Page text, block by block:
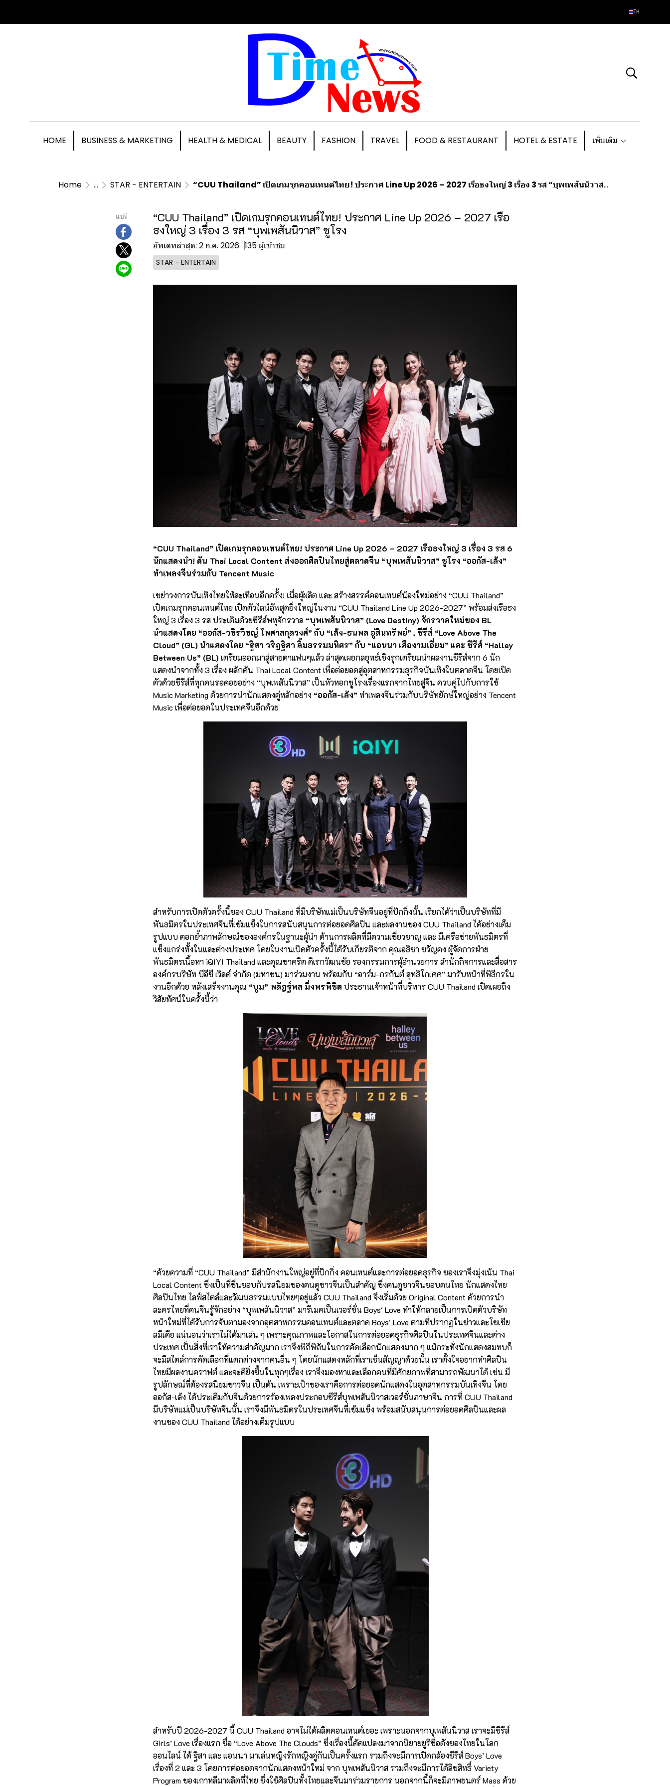
TH
HOME BUSINESS & MARKETING HEALTH & MEDICAL BEAUTY FASHION TRAVEL FOOD & RESTAURANT HOTEL & ESTATE เพิ่มเติม
Home ... STAR - ENTERTAIN “CUU Thailand” เปิดเกมรุกคอนเทนต์ไทย! ประกาศ Line Up 2026 – 2027 เรือธงใหญ่ 3 เรื่อง 3 รส “บุพเพสันนิวาส” ชูโรง
แชร์
“CUU Thailand” เปิดเกมรุกคอนเทนต์ไทย! ประกาศ Line Up 2026 – 2027 เรือ
ธงใหญ่ 3 เรื่อง 3 รส “บุพเพสันนิวาส” ชูโรง
อัพเดทล่าสุด: 2 ก.ค. 2026 135 ผู้เข้าชม
STAR - ENTERTAIN
“CUU Thailand” เปิดเกมรุกคอนเทนต์ไทย! ประกาศ Line Up 2026 – 2027 เรือธงใหญ่ 3 เรื่อง 3 รส 6
นักแสดงนำ! ดัน Thai Local Content ส่งออกศิลปินไทยสู่ตลาดจีน “บุพเพสันนิวาส” ชูโรง “ออกัส-เล้ง”
ทำเพลงจีนร่วมกับ Tencent Music
เขย่าวงการบันเทิงไทยให้สะเทือนอีกครั้ง! เมื่อผู้ผลิต และ สร้างสรรค์คอนเทนต์น้องใหม่อย่าง “CUU Thailand”
เปิดเกมรุกคอนเทนต์ไทย เปิดตัวไลน์อัพสุดยิ่งใหญ่ในงาน “CUU Thailand Line Up 2026-2027” พร้อมส่งเรือธง
ใหญ่ 3 เรื่อง 3 รส ประเดิมด้วยซีรีส์พหุจักรวาล “บุพเพสันนิวาส” (Love Destiny) จักรวาลใหม่ของ BL
นำแสดงโดย “ออกัส-วชิรวิชญ์ ไพศาลกุลวงศ์” กับ “เล้ง-ธนพล อู่สินทรัพย์” , ซีรีส์ “Love Above The
Cloud” (GL) นำแสดงโดย “ฐิสา วริฏฐิสา ลิ้มธรรมมหิศร” กับ “แอนนา เสืองามเอี่ยม” และ ซีรีส์ “Halley
Between Us” (BL) เตรียมออกมาสู่สายตาแฟนๆแล้ว ล่าสุดเผยกลยุทธ์เชิงรุกเตรียมนำผลงานซีรีส์จาก 6 นัก
แสดงนำจากทั้ง 3 เรื่อง ผลักดัน Thai Local Content เพื่อต่อยอดสู่อุตสาหกรรมธุรกิจบันเทิงในตลาดจีน โดยเปิด
ตัวด้วยซีรีส์ที่ทุกคนรอคอยอย่าง “บุพเพสันนิวาส” เป็นหัวหอกชูโรงเรื่องแรกจากไทยสู่จีน ควบคู่ไปกับการใช้
Music Marketing ด้วยการนำนักแสดงคู่หลักอย่าง “ออกัส-เล้ง” ทำเพลงจีนร่วมกับบริษัทยักษ์ใหญ่อย่าง Tencent
Music เพื่อต่อยอดในประเทศจีนอีกด้วย
สำหรับการเปิดตัวครั้งนี้ของ CUU Thailand ที่มีบริษัทแม่เป็นบริษัทจีนอยู่ที่ปักกิ่งนั้น เรียกได้ว่าเป็นบริษัทที่มี
พันธมิตรในประเทศจีนที่เข้มแข็งในการสนับสนุนการต่อยอดศิลปิน และผลงานของ CUU Thailand ได้อย่างเต็ม
รูปแบบ ตอกย้ำภาพลักษณ์ขององค์กรในฐานะผู้นำ ด้านการผลิตที่มีความเชี่ยวชาญ และ มีเครือข่ายพันธมิตรที่
แข็งแกร่งทั้งในและต่างประเทศ โดยในงานเปิดตัวครั้งนี้ได้รับเกียรติจาก คุณอธิชา ขวัญคง ผู้จัดการฝ่าย
พันธมิตรเนื้อหา iQIYI Thailand และคุณชาคริต ดิเรกวัฒนชัย รองกรรมการผู้อำนวยการ สำนักกิจการและสื่อสาร
องค์กรบริษัท บีอีซี เวิลด์ จำกัด (มหาชน) มาร่วมงาน พร้อมกับ “อาร์ม-กรกันต์ สุทธิโกเศศ” มารับหน้าที่พิธีกรใน
งานอีกด้วย หลังเสร็จงานคุณ “บูม” พลัฎฐ์พล มิ่งพรพิชิต ประธานเจ้าหน้าที่บริหาร CUU Thailand เปิดเผยถึง
วิสัยทัศน์ในครั้งนี้ว่า
“ด้วยความที่ “CUU Thailand” มีสำนักงานใหญ่อยู่ที่ปักกิ่ง คอนเทนต์และการต่อยอดธุรกิจ ของเราจึงมุ่งเน้น Thai
Local Content ซึ่งเป็นที่ชื่นชอบกับรสนิยมของคนดูชาวจีนเป็นสำคัญ ซึ่งคนดูชาวจีนชอบคนไทย นักแสดงไทย
ศิลปินไทย ไลฟ์สไตล์และวัฒนธรรมแบบไทยๆอยู่แล้ว CUU Thailand จึงเริ่มด้วย Original Content ด้วยการนำ
ละครไทยที่คนจีนรู้จักอย่าง “บุพเพสันนิวาส” มารีเมคเป็นเวอร์ชั่น Boys' Love ทำให้กลายเป็นการเปิดตัวบริษัท
หน้าใหม่ที่ได้รับการจับตามองจากอุตสาหกรรมคอนเทนต์และตลาด Boys' Love ตามที่ปรากฏในข่าวและโซเชีย
ลมีเดีย แน่นอนว่าเราไม่ได้มาเล่น ๆ เพราะคุณภาพและโอกาสในการต่อยอดธุรกิจศิลปินในประเทศจีนและต่าง
ประเทศ เป็นสิ่งที่เราให้ความสำคัญมาก เราจึงพิถีพิถันในการคัดเลือกนักแสดงมาก ๆ แม้กระทั่งนักแสดงสมทบก็
จะมีสไตล์การคัดเลือกที่แตกต่างจากคนอื่น ๆ โดยนักแสดงหลักที่เราเซ็นสัญญาด้วยนั้น เราตั้งใจอยากทำศิลปิน
ไทยมีผลงานคราฟต์ และจะดียิ่งขึ้นในทุกๆเรื่อง เราจึงมองหาและเลือกคนที่มีศักยภาพที่สามารถพัฒนาได้ เช่น มี
รูปลักษณ์ที่ต้องรสนิยมชาวจีน เป็นต้น เพราะเป้าของเราคือการต่อยอดนักแสดงในอุตสาหกรรมบันเทิงจีน โดย
ออกัส-เล้ง ได้ประเดิมกับจีนด้วยการร้องเพลงประกอบซีรีส์บุพเพสันนิวาสเวอร์ชั่นภาษาจีน การที่ CUU Thailand
มีบริษัทแม่เป็นบริษัทจีนนั้น เราจึงมีพันธมิตรในประเทศจีนที่เข้มแข็ง พร้อมสนับสนุนการต่อยอดศิลปินและผล
งานของ CUU Thailand ได้อย่างเต็มรูปแบบ
สำหรับปี 2026-2027 นี้ CUU Thailand อาจไม่ได้ผลิตคอนเทนต์เยอะ เพราะนอกจากบุเพสันนิวาส เราจะมีซีรีส์
Girls’ Love เรื่องแรก ชื่อ “Love Above The Clouds” ซึ่งเรื่องนี้ดัดแปลงมาจากนิยายยูริชื่อดังของไทยในโลก
ออนไลน์ ได้ ฐิสา และ แอนนา มาเล่นหญิงรักหญิงคู่กันเป็นครั้งแรก รวมถึงจะมีการเปิดกล้องซีรีส์ Boys’ Love
เรื่องที่ 2 และ 3 โดยการต่อยอดจากนักแสดงหน้าใหม่ จาก บุพเพสันนิวาส รวมถึงจะมีการได้ลิขสิทธิ์ Variety
Program ของเกาหลีมาผลิตที่ไทย ซึ่งใช้ศิลปินทั้งไทยและจีนมาร่วมรายการ นอกจากนี้ก็จะมีภาพยนตร์ Mass ด้วย